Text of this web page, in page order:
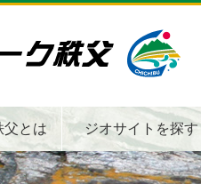
秩父
父とは ジオサイトを探す